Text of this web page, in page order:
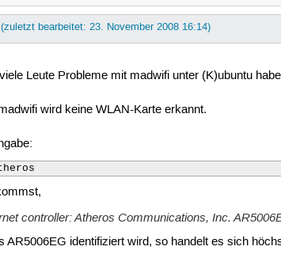
bearbeitet: 23. November 2008 16:14)
Leute Probleme mit madwifi unter (K)ubuntu
wird keine WLAN-Karte erkannt.
controller: Atheros Communications, Inc.
AR5006EG identifiziert wird, so handelt es sich